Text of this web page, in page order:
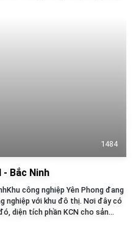
1484
- Bắc Ninh
công nghiệp Yên Phong đang
nghiệp với khu đô thị. Nơi đây có
diện tích phần KCN cho sản...